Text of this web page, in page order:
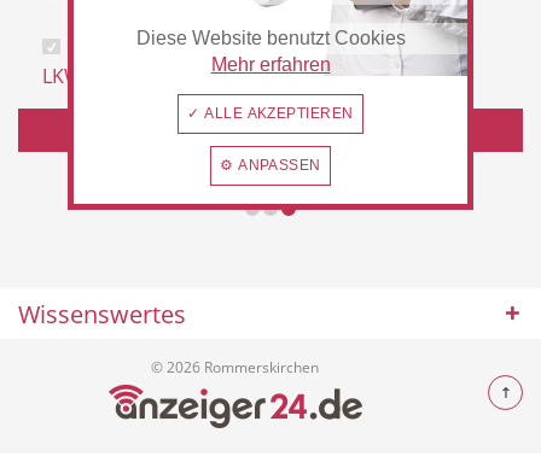
Beauty & Wellness Auto
Handwerk Sport & Freizeit
Dienstleistungen
Lieferwagen
Vermietung von
LKW
Vermietung von
PKW
HIER GIBT ES MEHR VON WORKCARS UMZÜGE
Wissenswertes
© 2026 Rommerskirchen
Diese Website benutzt Cookies
Mehr erfahren
✓ ALLE AKZEPTIEREN
⚙ ANPASSEN